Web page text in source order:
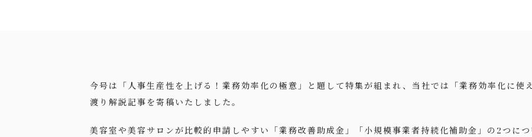
今号は「人事生産性を上げる！業務効率化の極意」と題して特集が組まれ、当社では「業務効率化に使
渡り解説記事を寄稿いたしました。
美容室や美容サロンが比較的申請しやすい「業務改善助成金」「小規模事業者持続化補助金」の2つにつ